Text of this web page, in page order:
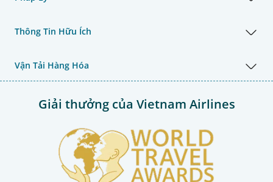
Thông Tin Hữu Ích
Vận Tải Hàng Hóa
Giải thưởng của Vietnam Airlines